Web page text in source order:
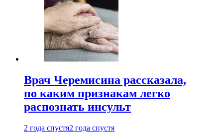
Врач Черемисина рассказала,
по каким признакам легко
распознать инсульт
2 года спустя2 года спустя